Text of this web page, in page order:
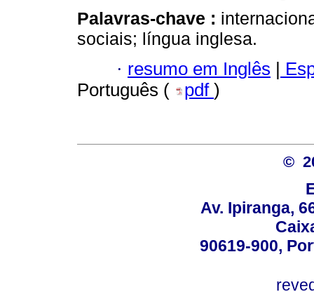
Palavras-chave :
sociais; língua inglesa.
· resumo em Inglês |
Português (
pdf )
©
Av. Ipiranga,
90619-900,